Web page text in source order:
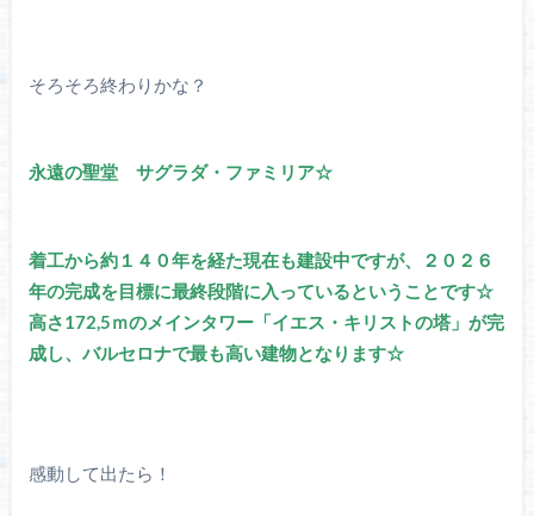
そろそろ終わりかな？
永遠の聖堂 サグラダ・ファミリア☆
着工から約１４０年を経た現在も建設中ですが、２０２６
年の完成を目標に最終段階に入っているということです☆
高さ172,5ｍのメインタワー「イエス・キリストの塔」が完
成し、バルセロナで最も高い建物となります☆
感動して出たら！